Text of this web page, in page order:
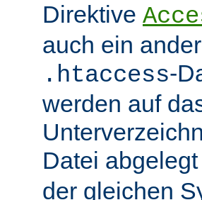
Direktive
auch ein
.htaccess-
werden auf
Datei abgelegt
der gleichen